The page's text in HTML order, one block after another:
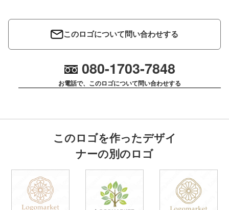
このロゴについて問い合わせする
080-1703-7848
お電話で、このロゴについて問い合わせする
このロゴを作ったデザイ
ナーの別のロゴ